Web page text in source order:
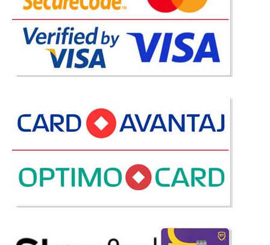
Comoda Copii Turbo Cars Rosu
Rosu Un accesoriu nelipsit in dormitorul copilului este o comoda cu
sertare foarte utila pentru ciorapei si alte elemente de lenjerie necesare
micului strengar. Calitatea deosebita a materialelor ..
2.186 Lei
1.882 Lei
Stoc Epuizat - Indisponibil
Adauga la Favorite